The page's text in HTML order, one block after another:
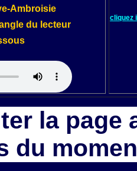
Ambroisie
du lecteur
cliquez
la page
du